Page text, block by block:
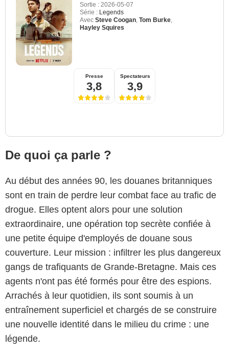
Sortie : 2026-05-07
Série : Legends
Avec Steve Coogan Tom Burke
Hayley Squires
Presse
3,8
Spectateurs
3,9
De quoi ça parle ?
Au début des années 90, les douanes britanniques
sont en train de perdre leur combat face au trafic de
drogue. Elles optent alors pour une solution
extraordinaire, une opération top secrète confiée à
une petite équipe d'employés de douane sous
couverture. Leur mission : infiltrer les plus dangereux
gangs de trafiquants de Grande-Bretagne. Mais ces
agents n'ont pas été formés pour être des espions.
Arrachés à leur quotidien, ils sont soumis à un
entraînement superficiel et chargés de se construire
une nouvelle identité dans le milieu du crime : une
légende.